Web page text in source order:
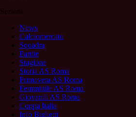
Sezioni
News
Calciomercato
Squadra
Partite
Stagione
Storia AS Roma
Primavera AS Roma
Femminile AS Roma
Giovanili AS Roma
Coppa Italia
Info Biglietti